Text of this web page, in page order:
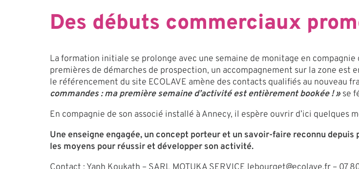
Des débuts commerciaux
La formation initiale se prolonge avec une semaine de monitage en compagnie
premières de démarches de prospection, un accompagnement sur la zone est
le référencement du site ECOLAVE amène des contacts qualifiés au nouveau
commandes : ma première semaine d’activité est entièrement bookée ! »se
En compagnie de son associé installé à Annecy, il espère ouvrir d’ici quelques
Une enseigne engagée, un concept porteur et un savoir-faire reconnu depuis
les moyens pour réussir et développer son activité.